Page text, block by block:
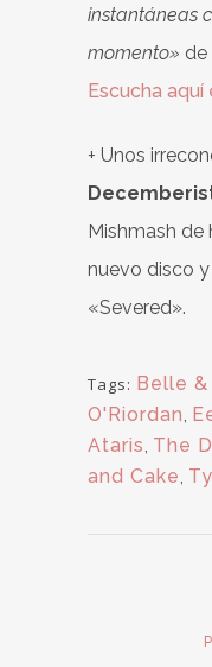
instantáneas
momento» de
Escucha
+ Unos
Mishmash
nuevo disco
«Severed».
Tags: Belle
O'Riordan,
Ataris, The
and Cake,